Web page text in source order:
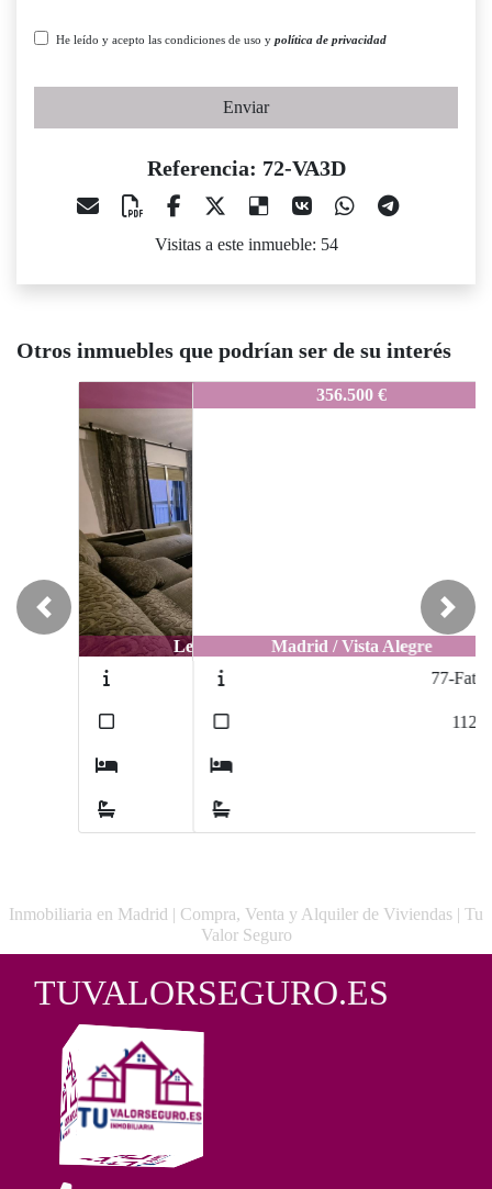
He leído y acepto las condiciones de uso y política de privacidad
Enviar
Referencia: 72-VA3D
Visitas a este inmueble: 54
Otros inmuebles que podrían ser de su interés
Madrid / Vista Alegre
Previous Next
Inmobiliaria en Madrid | Compra, Venta y Alquiler de Viviendas | Tu
Valor Seguro
TUVALORSEGURO.ES